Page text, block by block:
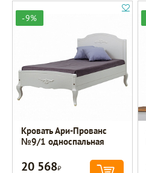
-9%
Кровать Ари-Прованс
№9/1 односпальная
20 568Р